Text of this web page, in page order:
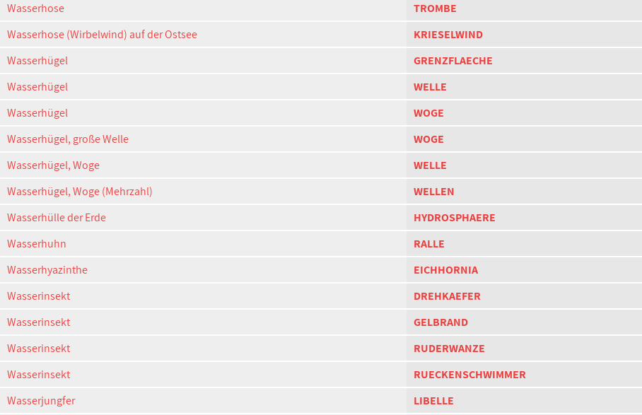
Wasserhose
TROMBE
Wasserhose (Wirbelwind) auf der Ostsee
KRIESELWIND
Wasserhügel
GRENZFLAECHE
Wasserhügel
WELLE
Wasserhügel
WOGE
Wasserhügel, große Welle
WOGE
Wasserhügel, Woge
WELLE
Wasserhügel, Woge (Mehrzahl)
WELLEN
Wasserhülle der Erde
HYDROSPHAERE
Wasserhuhn
RALLE
Wasserhyazinthe
EICHHORNIA
Wasserinsekt
DREHKAEFER
Wasserinsekt
GELBRAND
Wasserinsekt
RUDERWANZE
Wasserinsekt
RUECKENSCHWIMMER
Wasserjungfer
LIBELLE